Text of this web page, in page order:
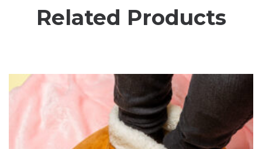
Related Products